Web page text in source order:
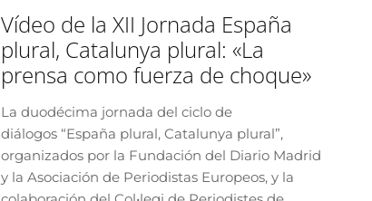
Vídeo de la XII Jornada España
plural, Catalunya plural: «La
prensa como fuerza de choque»
La duodécima jornada del ciclo de
diálogos “España plural, Catalunya plural”,
organizados por la Fundación del Diario Madrid
y la Asociación de Periodistas Europeos, y la